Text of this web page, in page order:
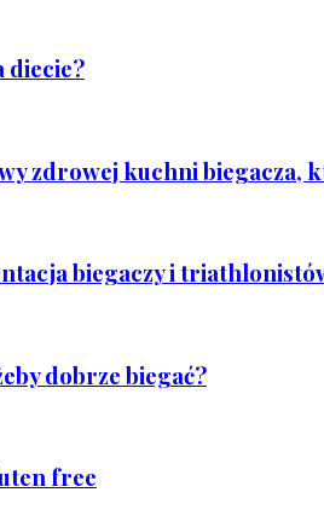
diecie?
zdrowej kuchni biegacza,
biegaczy i
dobrze biegać?
free